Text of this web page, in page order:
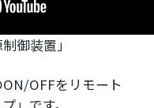
御装置」
OFFをリモート